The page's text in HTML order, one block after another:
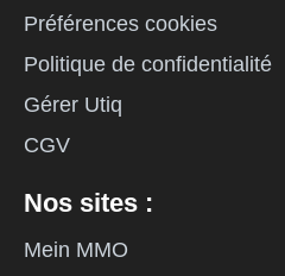
Préférences cookies
Politique de confidentialité
Gérer Utiq
CGV
Nos sites :
Mein MMO